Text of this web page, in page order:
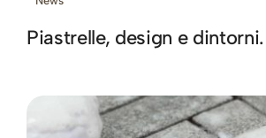
Piastrelle, design e dintorni.